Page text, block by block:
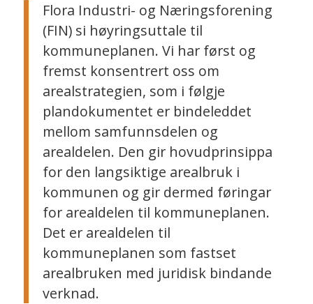
Flora Industri- og Næringsforening
(FIN) si høyringsuttale til
kommuneplanen. Vi har først og
fremst konsentrert oss om
arealstrategien, som i følgje
plandokumentet er bindeleddet
mellom samfunnsdelen og
arealdelen. Den gir hovudprinsippa
for den langsiktige arealbruk i
kommunen og gir dermed føringar
for arealdelen til kommuneplanen.
Det er arealdelen til
kommuneplanen som fastset
arealbruken med juridisk bindande
verknad.